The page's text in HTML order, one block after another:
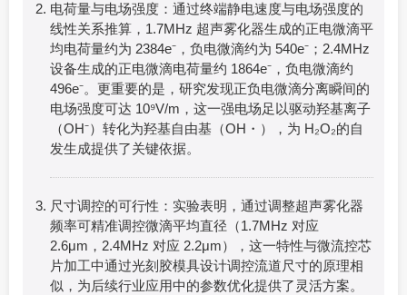
电荷量与电场强度：通过终端静电速度与电场强度的
线性关系推算，1.7MHz 超声雾化器生成的正电微滴平
均电荷量约为 2384e⁻，负电微滴约为 540e⁻；2.4MHz
设备生成的正电微滴电荷量约 1864e⁻，负电微滴约
496e⁻。更重要的是，研究发现正负电微滴分离瞬间的
电场强度可达 10⁹V/m，这一强电场足以驱动羟基离子
（OH⁻）转化为羟基自由基（OH・），为 H₂O₂的自
发生成提供了关键依据。
尺寸调控的可行性：实验表明，通过调整超声雾化器
频率可精准调控微滴平均直径（1.7MHz 对应
2.6μm，2.4MHz 对应 2.2μm），这一特性与微流控芯
片加工中通过光刻胶模具设计调控流道尺寸的原理相
似，为后续行业应用中的参数优化提供了灵活方案。